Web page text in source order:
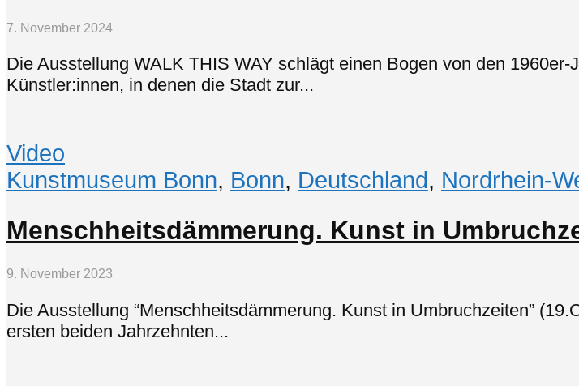
7. November 2024
Die Ausstellung WALK THIS WAY schlägt einen Bogen von den
Künstler:innen, in denen die Stadt zur...
Video
Kunstmuseum Bonn, Bonn, Deutschland, Nordrhein-
Menschheitsdämmerung. Kunst in
9. November 2023
Die Ausstellung “Menschheitsdämmerung. Kunst in Umbruchzeiten”
ersten beiden Jahrzehnten...